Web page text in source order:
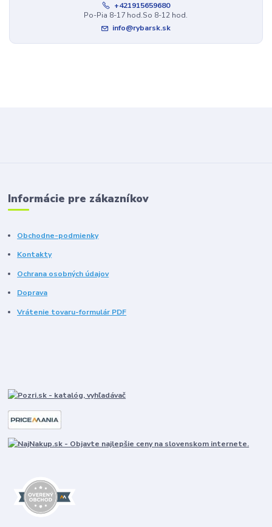
+421915659680
Po-Pia 8-17 hod.So 8-12 hod.
info@rybarsk.sk
Informácie pre zákazníkov
Obchodne-podmienky
Kontakty
Ochrana osobných údajov
Doprava
Vrátenie tovaru-formulár PDF